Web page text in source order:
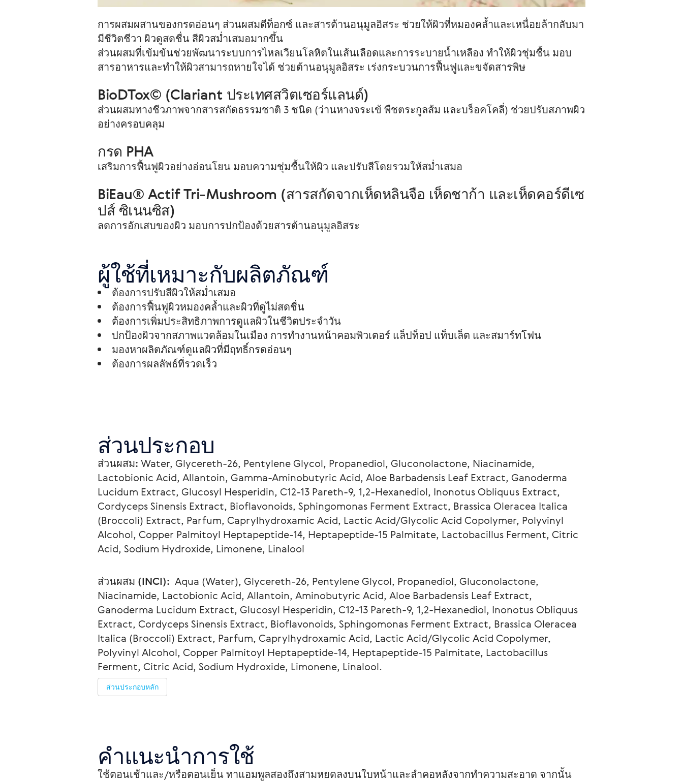
การผสมผสานของกรดอ่อนๆ ส่วนผสมดีท็อกซ์ และสารต้านอนุมูลอิสระ ช่วยให้ผิวที่หมองคล้ำและเหนื่อยล้ากลับมา
มีชีวิตชีวา ผิวดูสดชื่น สีผิวสม่ำเสมอมากขึ้น
ส่วนผสมที่เข้มข้นช่วยพัฒนาระบบการไหลเวียนโลหิตในเส้นเลือดและการระบายน้ำเหลือง ทำให้ผิวชุ่มชื้น มอบ
สารอาหารและทำให้ผิวสามารถหายใจได้ ช่วยต้านอนุมูลอิสระ เร่งกระบวนการฟื้นฟูและขจัดสารพิษ
BioDTox© (Clariant ประเทศสวิตเซอร์แลนด์)
ส่วนผสมทางชีวภาพจากสารสกัดธรรมชาติ 3 ชนิด (ว่านหางจระเข้ พืชตระกูลส้ม และบร็อคโคลี่) ช่วยปรับสภาพผิว
อย่างครอบคลุม
กรด PHA
เสริมการฟื้นฟูผิวอย่างอ่อนโยน มอบความชุ่มชื้นให้ผิว และปรับสีโดยรวมให้สม่ำเสมอ
BiEau® Actif Tri-Mushroom (สารสกัดจากเห็ดหลินจือ เห็ดชาก้า และเห็ดคอร์ดีเซ
ปส์ ซิเนนซิส)
ลดการอักเสบของผิว มอบการปกป้องด้วยสารต้านอนุมูลอิสระ
ผู้ใช้ที่เหมาะกับผลิตภัณฑ์
ต้องการปรับสีผิวให้สม่ำเสมอ
ต้องการฟื้นฟูผิวหมองคล้ำและผิวที่ดูไม่สดชื่น
ต้องการเพิ่มประสิทธิภาพการดูแลผิวในชีวิตประจำวัน
ปกป้องผิวจากสภาพแวดล้อมในเมือง การทำงานหน้าคอมพิวเตอร์ แล็ปท็อป แท็บเล็ต และสมาร์ทโฟน
มองหาผลิตภัณฑ์ดูแลผิวที่มีฤทธิ์กรดอ่อนๆ
ต้องการผลลัพธ์ที่รวดเร็ว
ส่วนประกอบ
ส่วนผสม: Water, Glycereth-26, Pentylene Glycol, Propanediol, Gluconolactone, Niacinamide,
Lactobionic Acid, Allantoin, Gamma-Aminobutyric Acid, Aloe Barbadensis Leaf Extract, Ganoderma
Lucidum Extract, Glucosyl Hesperidin, C12-13 Pareth-9, 1,2-Hexanediol, Inonotus Obliquus Extract,
Cordyceps Sinensis Extract, Bioflavonoids, Sphingomonas Ferment Extract, Brassica Oleracea Italica
(Broccoli) Extract, Parfum, Caprylhydroxamic Acid, Lactic Acid/Glycolic Acid Copolymer, Polyvinyl
Alcohol, Copper Palmitoyl Heptapeptide-14, Heptapeptide-15 Palmitate, Lactobacillus Ferment, Citric
Acid, Sodium Hydroxide, Limonene, Linalool
ส่วนผสม (INCI): Aqua (Water), Glycereth-26, Pentylene Glycol, Propanediol, Gluconolactone,
Niacinamide, Lactobionic Acid, Allantoin, Aminobutyric Acid, Aloe Barbadensis Leaf Extract,
Ganoderma Lucidum Extract, Glucosyl Hesperidin, C12-13 Pareth-9, 1,2-Hexanediol, Inonotus Obliquus
Extract, Cordyceps Sinensis Extract, Bioflavonoids, Sphingomonas Ferment Extract, Brassica Oleracea
Italica (Broccoli) Extract, Parfum, Caprylhydroxamic Acid, Lactic Acid/Glycolic Acid Copolymer,
Polyvinyl Alcohol, Copper Palmitoyl Heptapeptide-14, Heptapeptide-15 Palmitate, Lactobacillus
Ferment, Citric Acid, Sodium Hydroxide, Limonene, Linalool.
ส่วนประกอบหลัก
คำแนะนำการใช้
ใช้ตอนเช้าและ/หรือตอนเย็น ทาแอมพูลสองถึงสามหยดลงบนใบหน้าและลำคอหลังจากทำความสะอาด จากนั้น